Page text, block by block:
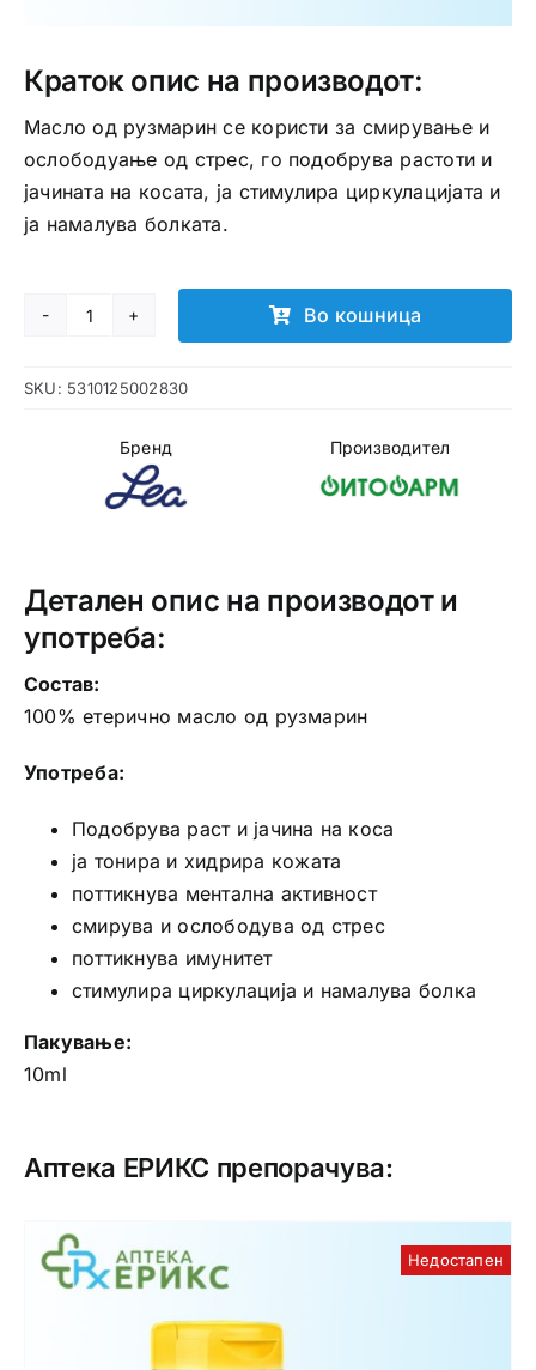
Краток опис на производот:
Масло од рузмарин се користи за смирување и
ослободуање од стрес, го подобрува растоти и
јачината на косата, ја стимулира циркулацијата и
ја намалува болката.
Етерично
од
количина
Во кошница
SKU: 5310125002830
Бренд Производител
Детален опис на производот и
употреба:
Состав:
100% етерично масло од рузмарин
Употреба:
Подобрува раст и јачина на коса
ја тонира и хидрира кожата
поттикнува ментална активност
смирува и ослободува од стрес
поттикнува имунитет
стимулира циркулација и намалува болка
Пакување:
10ml
Аптека ЕРИКС препорачува:
Недостапен